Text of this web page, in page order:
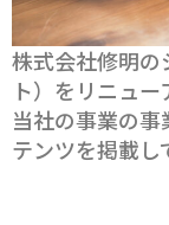
株式会社修明の
ト）をリニュー
当社の事業の
テンツを掲載し